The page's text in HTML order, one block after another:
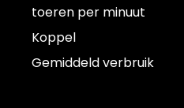
toeren per minuut
Koppel
Gemiddeld verbruik